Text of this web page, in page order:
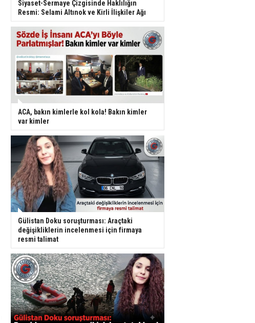
Siyaset-Sermaye Çizgisinde Haklılığın
Resmi: Selami Altınok ve Kirli İlişkiler Ağı
ACA, bakın kimlerle kol kola! Bakın kimler
var kimler
Gülistan Doku soruşturması: Araçtaki
değişikliklerin incelenmesi için firmaya
resmi talimat